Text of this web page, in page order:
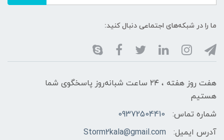
ما را در شبکه‌های اجتماعی دنبال کنید:
هفت روز هفته ، ۲۴ ساعت شبانه‌روز پاسخگوی شما
هستیم
شماره تماس:
09372504410
آدرس ایمیل:
Storm2kala@gmail.com